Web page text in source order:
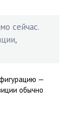
сейчас.
—
обычно